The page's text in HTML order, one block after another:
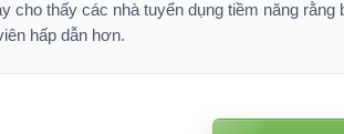
cho thấy các nhà tuyển dụng tiềm năng
hấp dẫn hơn.